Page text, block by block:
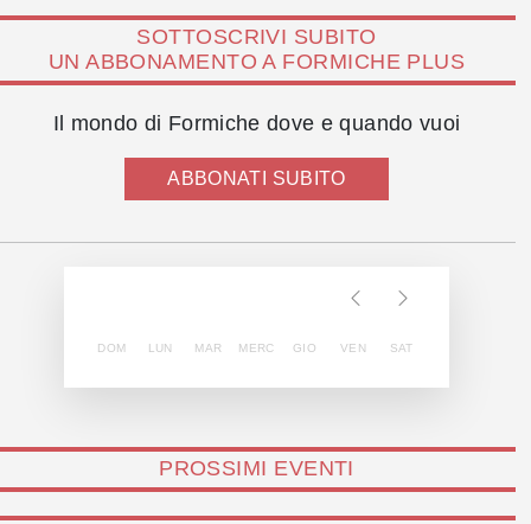
SOTTOSCRIVI SUBITO
UN ABBONAMENTO A FORMICHE PLUS
Il mondo di Formiche dove e quando vuoi
ABBONATI SUBITO
DOM LUN MAR MERC GIO VEN SAT
PROSSIMI EVENTI